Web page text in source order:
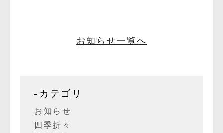
お知らせ一覧へ
カテゴリ
お知らせ
四季折々